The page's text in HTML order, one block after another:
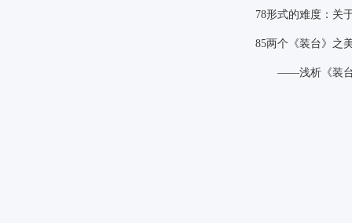
78形式的难度：关
85两个《装台》之
——浅析《装